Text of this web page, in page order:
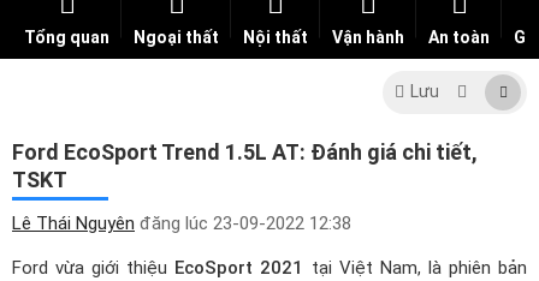
Tổng quan Ngoại thất Nội thất Vận hành An toàn
Lưu
Ford EcoSport Trend 1.5L AT: Đánh giá chi tiết,
TSKT
Lê Thái Nguyên đăng lúc 23-09-2022 12:38
Ford vừa giới thiệu EcoSport 2021
tại Việt Nam, là phiên bản